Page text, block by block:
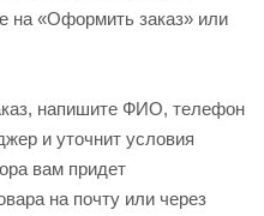
на «Оформить заказ» или
напишите ФИО, телефон
и уточнит условия
вам придет
на почту или через